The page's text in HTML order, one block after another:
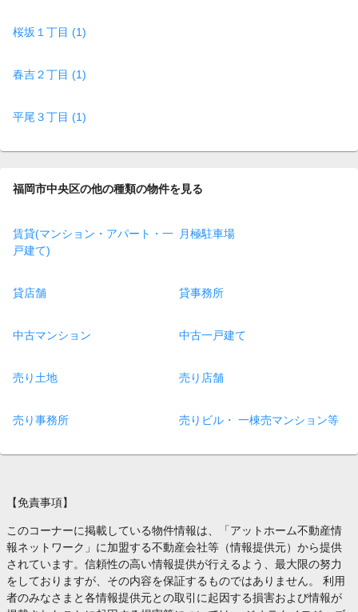
桜坂１丁目 (1)
春吉２丁目 (1)
平尾３丁目 (1)
福岡市中央区の他の種類の物件を見る
賃貸(マンション・アパート・一
戸建て)
月極駐車場
貸店舗 貸事務所
中古マンション 中古一戸建て
売り土地 売り店舗
売り事務所 売りビル・ 一棟売マンション等
【免責事項】
このコーナーに掲載している物件情報は、「アットホーム不動産情
報ネットワーク」に加盟する不動産会社等（情報提供元）から提供
されています。信頼性の高い情報提供が行えるよう、最大限の努力
をしておりますが、その内容を保証するものではありません。 利用
者のみなさまと各情報提供元との取引に起因する損害および情報が